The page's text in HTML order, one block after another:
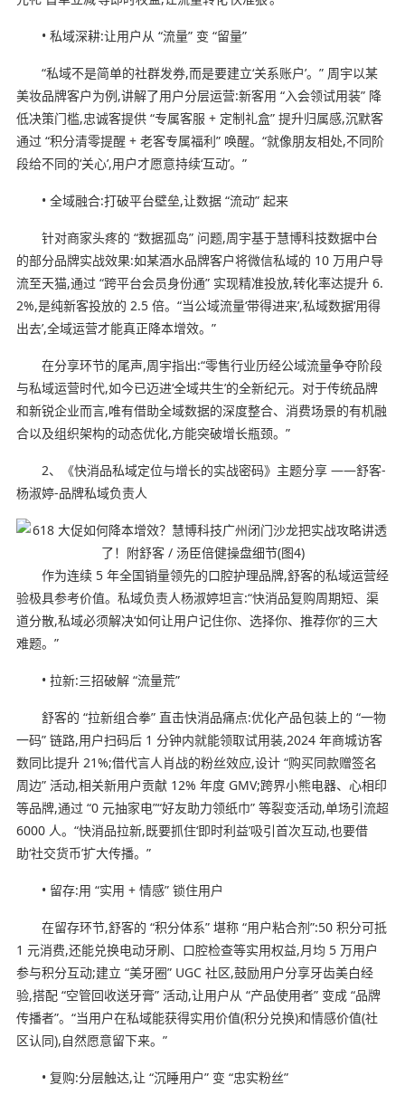
• 私域深耕:让用户从 “流量” 变 “留量”
“私域不是简单的社群发券,而是要建立‘关系账户’。” 周宇以某
美妆品牌客户为例,讲解了用户分层运营:新客用 “入会领试用装” 降
低决策门槛,忠诚客提供 “专属客服 + 定制礼盒” 提升归属感,沉默客
通过 “积分清零提醒 + 老客专属福利” 唤醒。“就像朋友相处,不同阶
段给不同的‘关心’,用户才愿意持续‘互动’。”
• 全域融合:打破平台壁垒,让数据 “流动” 起来
针对商家头疼的 “数据孤岛” 问题,周宇基于慧博科技数据中台
的部分品牌实战效果:如某酒水品牌客户将微信私域的 10 万用户导
流至天猫,通过 “跨平台会员身份通” 实现精准投放,转化率达提升 6.
2%,是纯新客投放的 2.5 倍。“当公域流量‘带得进来’,私域数据‘用得
出去’,全域运营才能真正降本增效。”
在分享环节的尾声,周宇指出:“零售行业历经公域流量争夺阶段
与私域运营时代,如今已迈进‘全域共生’的全新纪元。对于传统品牌
和新锐企业而言,唯有借助全域数据的深度整合、消费场景的有机融
合以及组织架构的动态优化,方能突破增长瓶颈。”
2、《快消品私域定位与增长的实战密码》主题分享 ——舒客-
杨淑婷-品牌私域负责人
作为连续 5 年全国销量领先的口腔护理品牌,舒客的私域运营经
验极具参考价值。私域负责人杨淑婷坦言:“快消品复购周期短、渠
道分散,私域必须解决‘如何让用户记住你、选择你、推荐你’的三大
难题。”
• 拉新:三招破解 “流量荒”
舒客的 “拉新组合拳” 直击快消品痛点:优化产品包装上的 “一物
一码” 链路,用户扫码后 1 分钟内就能领取试用装,2024 年商城访客
数同比提升 21%;借代言人肖战的粉丝效应,设计 “购买同款赠签名
周边” 活动,相关新用户贡献 12% 年度 GMV;跨界小熊电器、心相印
等品牌,通过 “0 元抽家电”“好友助力领纸巾” 等裂变活动,单场引流超
6000 人。“快消品拉新,既要抓住‘即时利益’吸引首次互动,也要借
助‘社交货币’扩大传播。”
• 留存:用 “实用 + 情感” 锁住用户
在留存环节,舒客的 “积分体系” 堪称 “用户粘合剂”:50 积分可抵
1 元消费,还能兑换电动牙刷、口腔检查等实用权益,月均 5 万用户
参与积分互动;建立 “美牙圈” UGC 社区,鼓励用户分享牙齿美白经
验,搭配 “空管回收送牙膏” 活动,让用户从 “产品使用者” 变成 “品牌
传播者”。“当用户在私域能获得实用价值(积分兑换)和情感价值(社
区认同),自然愿意留下来。”
• 复购:分层触达,让 “沉睡用户” 变 “忠实粉丝”